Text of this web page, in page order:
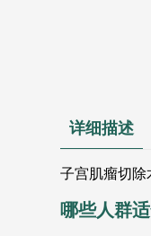
详细描述
子宫肌瘤切除
哪些人群